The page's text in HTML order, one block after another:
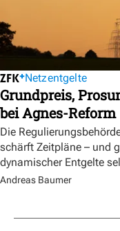
Netzentgelte
Grundpreis,
bei Agnes-Reform
Die
schärft Zeitpläne – und
dynamischer Entgelte
Andreas Baumer